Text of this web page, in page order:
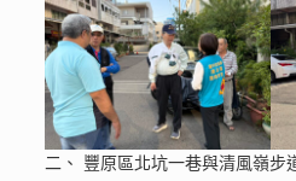
二、 豐原區北坑一巷與清風嶺步